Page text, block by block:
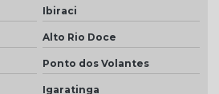
Ibiraci
Alto Rio Doce
Ponto dos Volantes
Igaratinga